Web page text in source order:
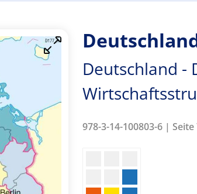
Deutschland -
978-3-14-100803-6 |